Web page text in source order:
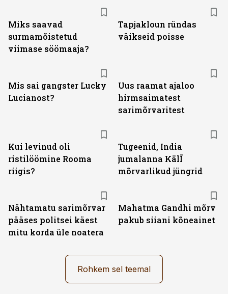
Miks saavad
surmamõistetud
viimase söömaaja?
Tapjakloun ründas
väikseid poisse
Mis sai gangster Lucky
Lucianost?
Uus raamat ajaloo
hirmsaimatest
sarimõrvaritest
Kui levinud oli
ristilöömine Rooma
riigis?
Tugeenid, India
jumalanna KālĪ
mõrvarlikud jüngrid
Nähtamatu sarimõrvar
pääses politsei käest
mitu korda üle noatera
Mahatma Gandhi mõrv
pakub siiani kõneainet
Rohkem sel teemal